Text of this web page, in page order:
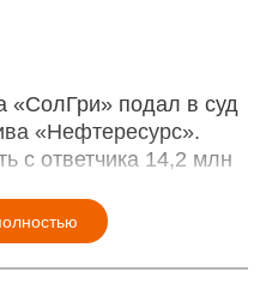
«СолГри» подал в суд
«Нефтересурс».
с ответчика 14,2 млн